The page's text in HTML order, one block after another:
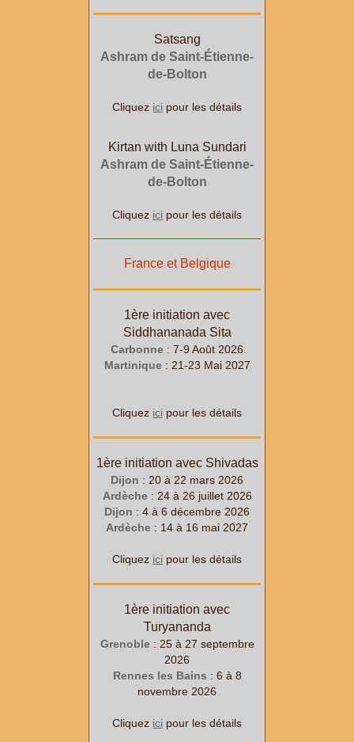
Satsang
Ashram de Saint-Étienne-
de-Bolton
Cliquez ici pour les détails
Kirtan with Luna Sundari
Ashram de Saint-Étienne-
de-Bolton
Cliquez ici pour les détails
France et Belgique
1ère initiation avec
Siddhananada Sita
Carbonne : 7-9 Août 2026
Martinique : 21-23 Mai 2027
Cliquez ici pour les détails
1ère initiation avec Shivadas
Dijon : 20 à 22 mars 2026
Ardèche: 24 à 26 juillet2026
Dijon : 4 à 6 décembre 2026
Ardèche : 14 à 16 mai 2027
Cliquez ici pour les détails
1ère initiation avec
Turyananda
Grenoble: 25 à 27 septembre
2026
Rennes les Bains : 6 à 8
novembre 2026
Cliquez ici pour les détails